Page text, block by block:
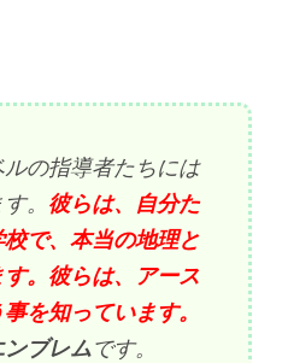
の指導者たちには
。 彼らは、自分た
で、本当の地理と
。彼らは、アース
を知っています。
ブレムです。